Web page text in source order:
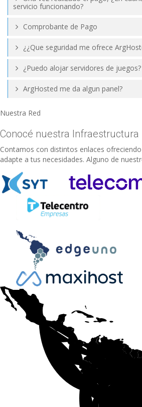
servicio funcionando?
Comprobante de Pago
¿¿Que seguridad me ofrece
¿Puedo alojar servidores de juegos?
ArgHosted me da algun panel?
Nuestra Red
Conocé nuestra Infraestructura
Contamos con distintos enlaces
adapte a tus necesidades. Alguno de